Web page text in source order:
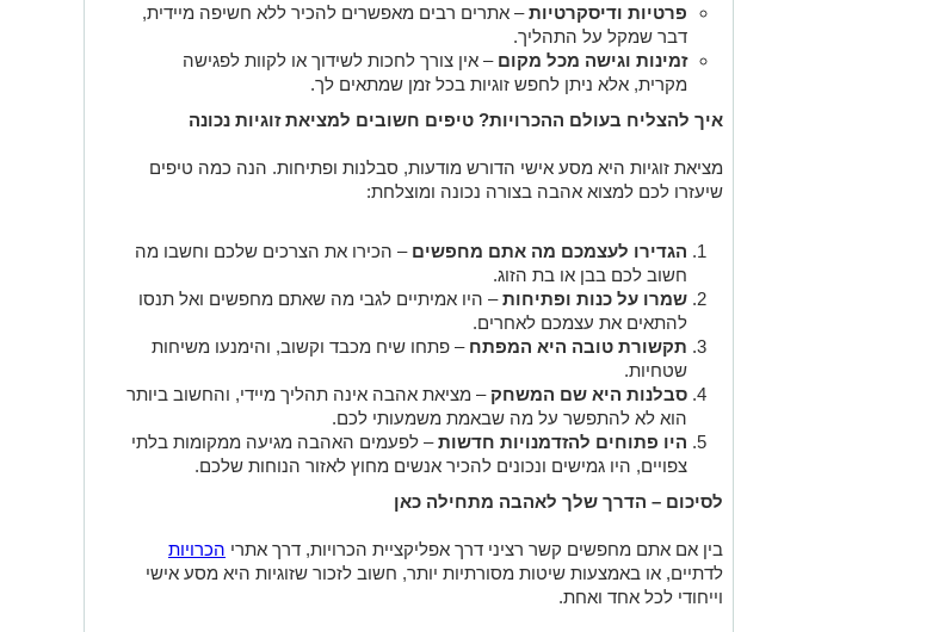
פרטיות ודיסקרטיות – אתרים רבים מאפשרים להכיר ללא חשיפה מיידית,
דבר שמקל על התהליך.
זמינות וגישה מכל מקום – אין צורך לחכות לשידוך או לקוות לפגישה
מקרית, אלא ניתן לחפש זוגיות בכל זמן שמתאים לך.
איך להצליח בעולם ההכרויות? טיפים חשובים למציאת זוגיות נכונה
מציאת זוגיות היא מסע אישי הדורש מודעות, סבלנות ופתיחות. הנה כמה טיפים
שיעזרו לכם למצוא אהבה בצורה נכונה ומוצלחת:
הגדירו לעצמכם מה אתם מחפשים – הכירו את הצרכים שלכם וחשבו מה
חשוב לכם בבן או בת הזוג.
שמרו על כנות ופתיחות – היו אמיתיים לגבי מה שאתם מחפשים ואל תנסו
להתאים את עצמכם לאחרים.
תקשורת טובה היא המפתח – פתחו שיח מכבד וקשוב, והימנעו משיחות
שטחיות.
סבלנות היא שם המשחק – מציאת אהבה אינה תהליך מיידי, והחשוב ביותר
הוא לא להתפשר על מה שבאמת משמעותי לכם.
היו פתוחים להזדמנויות חדשות – לפעמים האהבה מגיעה ממקומות בלתי
צפויים, היו גמישים ונכונים להכיר אנשים מחוץ לאזור הנוחות שלכם.
לסיכום – הדרך שלך לאהבה מתחילה כאן
בין אם אתם מחפשים קשר רציני דרך אפליקציית הכרויות, דרך אתרי הכרויות
לדתיים, או באמצעות שיטות מסורתיות יותר, חשוב לזכור שזוגיות היא מסע אישי
וייחודי לכל אחד ואחת.